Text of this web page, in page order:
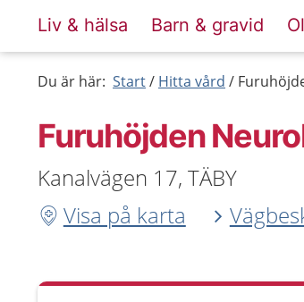
Liv & hälsa Barn & gravid
Du är här: Start Hitta vård
Furuhöjden
Kanalvägen 17, TÄBY
Visa på karta